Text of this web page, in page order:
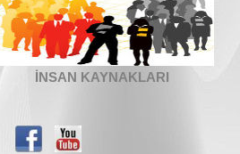
İNSAN KAYNAKLARI